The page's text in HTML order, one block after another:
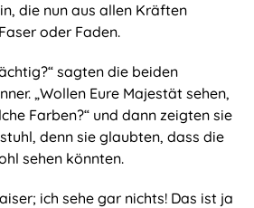
die nun aus allen Kräften
oder Faden.
sagten die beiden
„Wollen Eure Majestät sehen,
Farben?“ und dann zeigten sie
denn sie glaubten, dass die
sehen könnten.
ich sehe gar nichts! Das ist ja